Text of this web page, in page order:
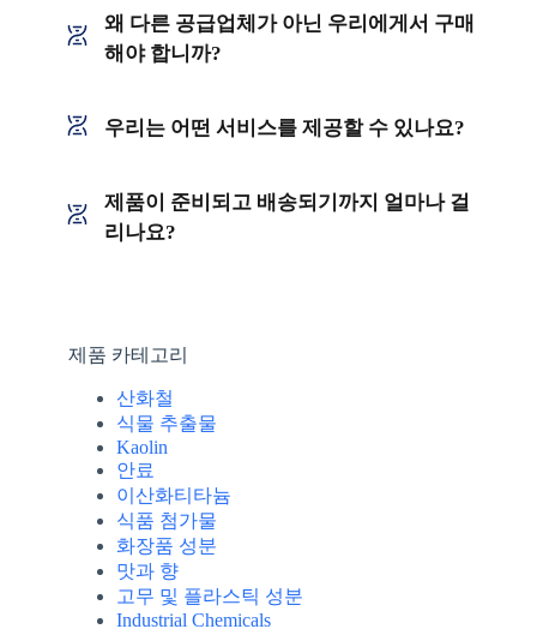
왜 다른 공급업체가 아닌 우리에게서 구매
해야 합니까?
우리는 어떤 서비스를 제공할 수 있나요?
제품이 준비되고 배송되기까지 얼마나 걸
리나요?
제품 카테고리
산화철
식물 추출물
Kaolin
안료
이산화티타늄
식품 첨가물
화장품 성분
맛과 향
고무 및 플라스틱 성분
Industrial Chemicals